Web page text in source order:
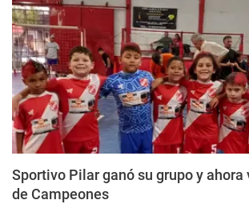
Sportivo Pilar ganó su grupo y ahora
de Campeones